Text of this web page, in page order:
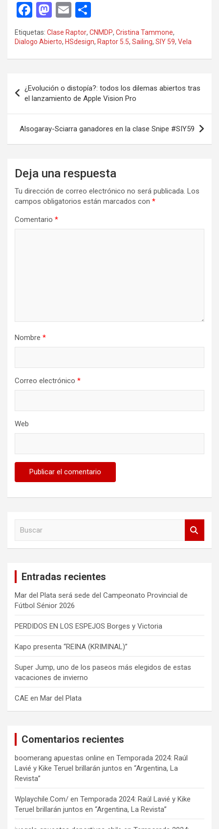
F
a
ce
b
o
k
M
a
st
o
o
n
E
m
ail
o
m
p
tir
Etiquetas: Clase Raptor, CNMDP, Cristina Tammone,
Dialogo Abierto, HSdesign, Raptor 5.5, Sailing, SIY 59, Vela
de
entradas
¿Evolución o distopía?: todos los dilemas abiertos tras
el lanzamiento de Apple Vision Pro
Alsogaray-Sciarra ganadores en la clase Snipe #SIY59
Deja una respuesta
Tu dirección de correo electrónico no será publicada. Los
campos obligatorios están marcados con *
Comentario *
Nombre *
Correo electrónico *
Web
Entradas recientes
Mar del Plata será sede del Campeonato Provincial de
Fútbol Sénior 2026
PERDIDOS EN LOS ESPEJOS Borges y Victoria
Kapo presenta “REINA (KRIMINAL)”
Super Jump, uno de los paseos más elegidos de estas
vacaciones de invierno
CAE en Mar del Plata
Comentarios recientes
boomerang apuestas online en Temporada 2024: Raúl
Lavié y Kike Teruel brillarán juntos en “Argentina, La
Revista”
Wplaychile.Com/ en Temporada 2024: Raúl Lavié y Kike
Teruel brillarán juntos en “Argentina, La Revista”